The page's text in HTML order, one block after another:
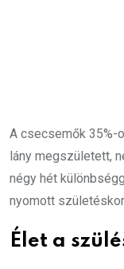
A csecsemők 35%-
lány megszületett,
négy hét
nyomott
Élet a